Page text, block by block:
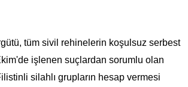
tüm sivil rehinelerin koşulsuz serbest
işlenen suçlardan sorumlu olan
silahlı grupların hesap vermesi